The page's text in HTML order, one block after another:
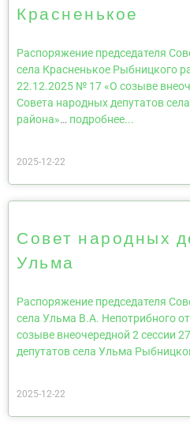
Красненькое
Распоряжение председателя
села Красненькое Рыбницкого
22.12.2025 № 17 «О созыве
Совета народных депутатов
района»… подробнее...
2025-12-22
Совет народных
Ульма
Распоряжение председателя
села Ульма В.А. Непотрибного
созыве внеочередной 2 сессии
депутатов села Ульма
2025-12-22